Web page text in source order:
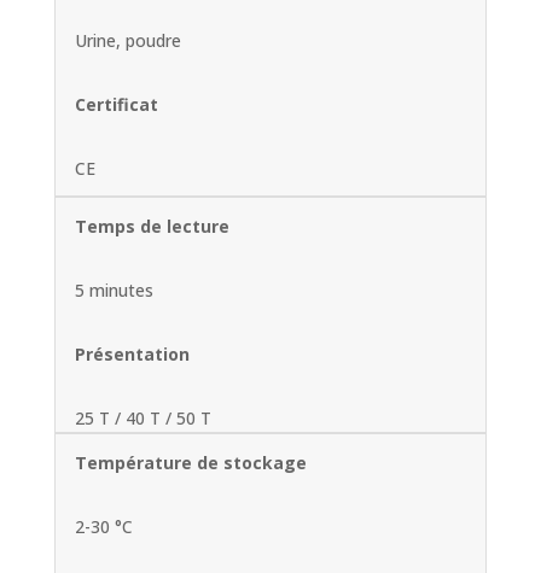
Urine, poudre
Certificat
CE
Temps de lecture
5 minutes
Présentation
25 T / 40 T / 50 T
Température de stockage
2-30 °C